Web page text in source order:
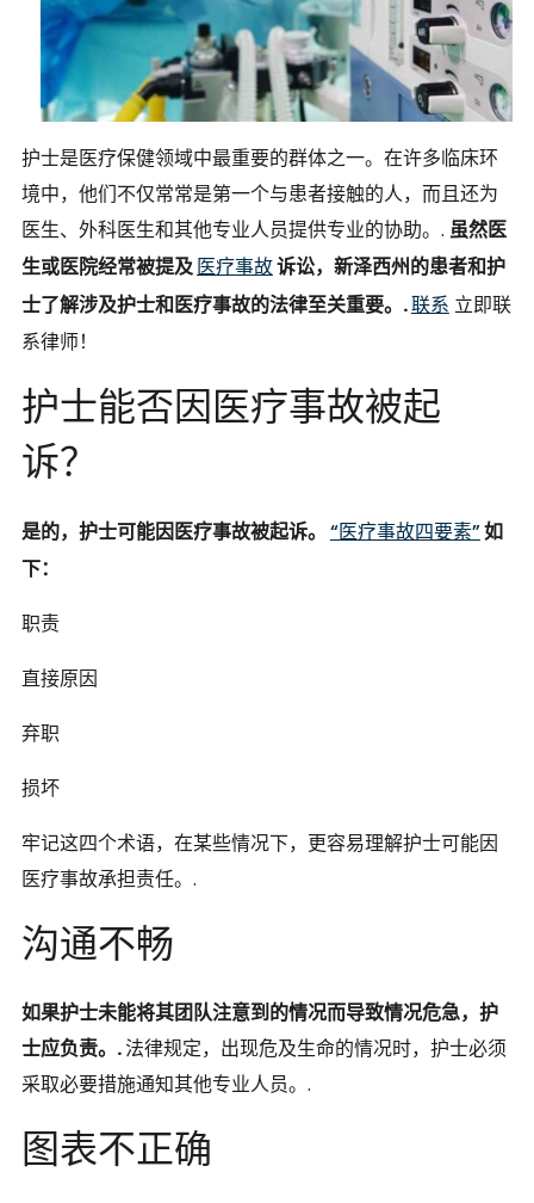
护士是医疗保健领域中最重要的群体之一。在许多临床环
境中，他们不仅常常是第一个与患者接触的人，而且还为
医生、外科医生和其他专业人员提供专业的协助。. 虽然医
生或医院经常被提及医疗事故诉讼，新泽西州的患者和护
士了解涉及护士和医疗事故的法律至关重要。.联系 立即联
系律师！
护士能否因医疗事故被起
诉？
是的，护士可能因医疗事故被起诉。 “医疗事故四要素”如
下：
职责
直接原因
弃职
损坏
牢记这四个术语，在某些情况下，更容易理解护士可能因
医疗事故承担责任。.
沟通不畅
如果护士未能将其团队注意到的情况而导致情况危急，护
士应负责。.法律规定，出现危及生命的情况时，护士必须
采取必要措施通知其他专业人员。.
图表不正确